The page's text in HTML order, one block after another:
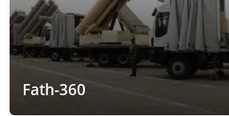
Fath-360